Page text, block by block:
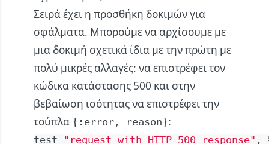
Σειρά έχει η προσθήκη δοκιμών για
σφάλματα. Μπορούμε να αρχίσουμε με
μια δοκιμή σχετικά ίδια με την πρώτη με
πολύ μικρές αλλαγές: να επιστρέφει τον
κώδικα κατάστασης 500 και στην
βεβαίωση ισότητας να επιστρέφει την
τούπλα {:error, reason}:
test "request with HTTP 500 response" ,